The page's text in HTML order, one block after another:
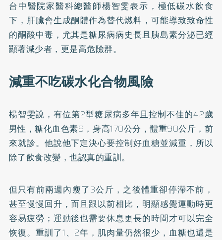
台中醫院家醫科總醫師楊智雯表示，極低碳水飲食
下，肝臟會生成酮體作為替代燃料，可能導致致命性
的酮酸中毒，尤其是糖尿病病史長且胰島素分泌已經
顯著減少者，更是高危險群。
減重不吃碳水化合物風險
楊智雯說，有位第2型糖尿病多年且控制不佳的42歲
男性，糖化血色素9，身高170公分，體重90公斤，前
來就診。他說他下定決心要控制好血糖並減重，所以
除了飲食改變，也認真的重訓。
但只有前兩週內瘦了3公斤，之後體重卻停滯不前，
甚至慢慢回升，而且跟以前相比，明顯感覺運動時更
容易疲勞；運動後也需要休息更長的時間才可以完全
恢復。重訓了1、2年，肌肉量仍然很少，血糖也還是